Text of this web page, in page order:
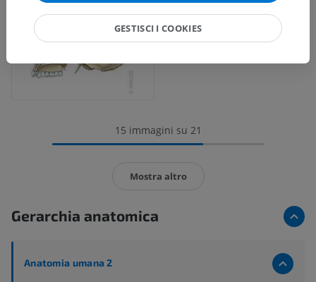
15 immagini su 21
Mostra altro
Gerarchia anatomica
Anatomia umana 2
GESTISCI I COOKIES